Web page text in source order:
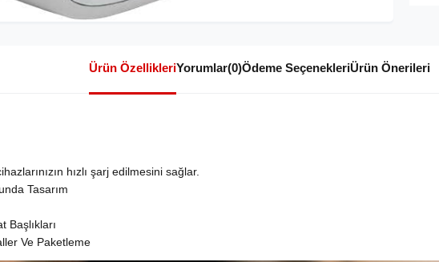
Ürün ÖzellikleriYorumlar(0)Ödeme SeçenekleriÜrün Önerileri
hızlı şarj edilmesini sağlar.
Tasarım
Başlıkları
Ve Paketleme